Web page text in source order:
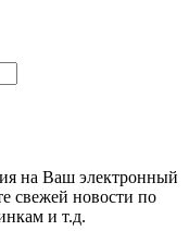
на Ваш электронный
свежей новости по
и т.д.